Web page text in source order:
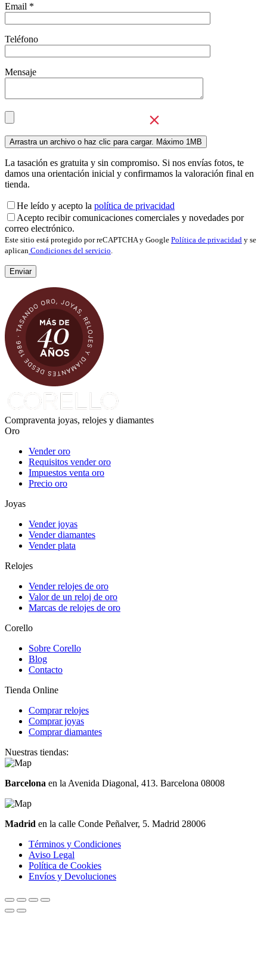
Email *
Teléfono
Mensaje
La tasación es gratuita y sin compromiso. Si nos envías fotos, te
damos una orientación inicial y confirmamos la valoración final en
tienda.
He leído y acepto la política de privacidad
Acepto recibir comunicaciones comerciales y novedades por
correo electrónico.
Este sitio está protegido por reCAPTCHA y Google Política de privacidad y se
aplican Condiciones del servicio
Compraventa joyas, relojes y diamantes
Oro
Vender oro
Requisitos vender oro
Impuestos venta oro
Precio oro
Joyas
Vender joyas
Vender diamantes
Vender plata
Relojes
Vender relojes de oro
Valor de un reloj de oro
Marcas de relojes de oro
Corello
Sobre Corello
Blog
Contacto
Tienda Online
Comprar relojes
Comprar joyas
Comprar diamantes
Nuestras tiendas:
Barcelona en la Avenida Diagonal, 413. Barcelona 08008
Madrid en la calle Conde Peñalver, 5. Madrid 28006
Términos y Condiciones
Aviso Legal
Política de Cookies
Envíos y Devoluciones